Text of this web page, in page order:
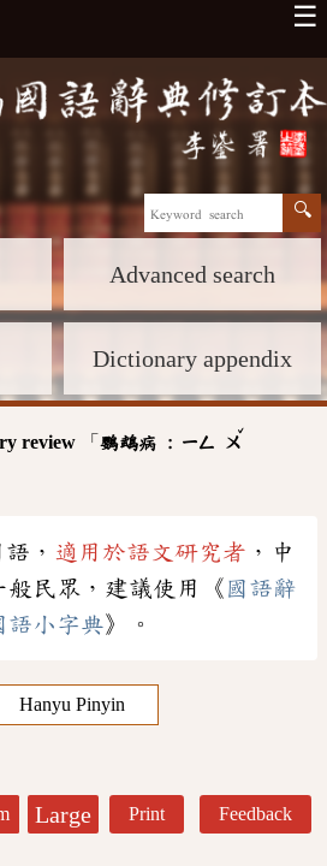
☰
Advanced search
Dictionary appendix
review 「 鸚鵡病 : ㄧㄥ ㄨ
ˇ
， 適用於語文研究者 ，中
般民眾，建議使用《 國語辭
語小字典》。
Hanyu Pinyin
Large Print Feedback